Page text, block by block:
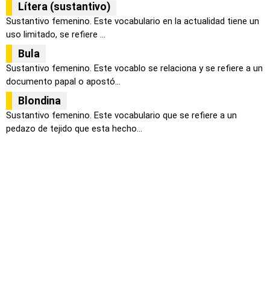
Lítera (sustantivo)
Sustantivo femenino. Este vocabulario en la actualidad tiene un
uso limitado, se refiere ...
Bula
Sustantivo femenino. Este vocablo se relaciona y se refiere a un
documento papal o apostó...
Blondina
Sustantivo femenino. Este vocabulario que se refiere a un
pedazo de tejido que esta hecho...